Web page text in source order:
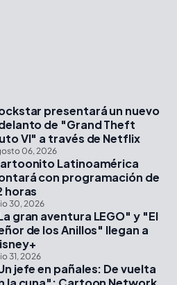
presentará un nuevo
de "Grand Theft
VI" a través de Netflix
06, 2026
Latinoamérica
con programación de
horas
30, 2026
gran aventura LEGO" y "El
de los Anillos" llegan a
31, 2026
jefe en pañales: De vuelta